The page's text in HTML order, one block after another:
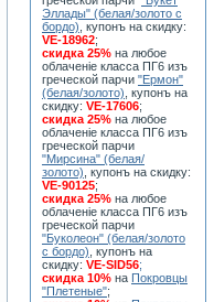
Эллады" (белая/золото с
бордо) , купонъ на скидку:
VE-18962;
скидка 25% на любое
облаченiе класса ПГ6 изъ
греческой парчи "Ермон"
(белая/золото) , купонъ на
скидку: VE-17606;
скидка 25% на любое
облаченiе класса ПГ6 изъ
греческой парчи
"Мирсина" (белая/
золото) , купонъ на скидку:
VE-90125;
скидка 25% на любое
облаченiе класса ПГ6 изъ
греческой парчи
"Буколеон" (белая/золото
с бордо) , купонъ на
скидку: VE-SID56;
скидка 10% на Покровцы
"Плетеные";